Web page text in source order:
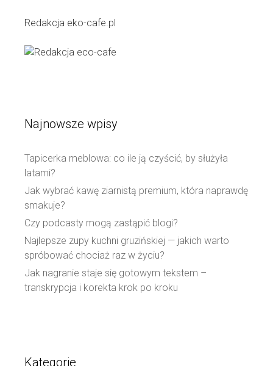
Redakcja eko-cafe.pl
Najnowsze wpisy
Tapicerka meblowa: co ile ją czyścić, by służyła
latami?
Jak wybrać kawę ziarnistą premium, która naprawdę
smakuje?
Czy podcasty mogą zastąpić blogi?
Najlepsze zupy kuchni gruzińskiej — jakich warto
spróbować chociaż raz w życiu?
Jak nagranie staje się gotowym tekstem –
transkrypcja i korekta krok po kroku
Kategorie